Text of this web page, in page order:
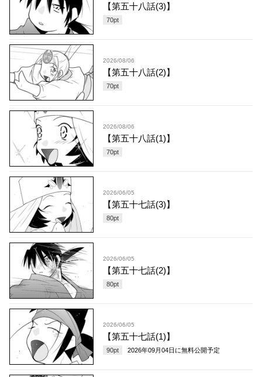
【第五十八話(3)】
70pt
2026/08/06
【第五十八話(2)】
70pt
2026/08/06
【第五十八話(1)】
70pt
2026/06/05
【第五十七話(3)】
80pt
2026/06/05
【第五十七話(2)】
80pt
2026/06/05
【第五十七話(1)】
90pt 2026年09月04日 に無料公開予定